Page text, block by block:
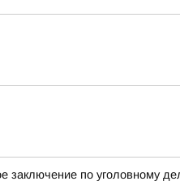
заключение по уголовному